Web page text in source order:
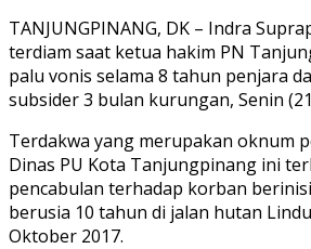
TANJUNGPINANG, DK – Indra
terdiam saat ketua hakim PN
palu vonis selama 8 tahun penjara
subsider 3 bulan kurungan, Senin
Terdakwa yang merupakan oknum
Dinas PU Kota Tanjungpinang ini
pencabulan terhadap korban
berusia 10 tahun di jalan hutan
Oktober 2017.